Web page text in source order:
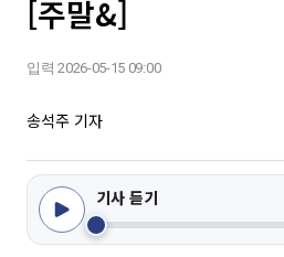
[주말&]
입력 2026-05-15 09:00
송석주 기자
기사 듣기